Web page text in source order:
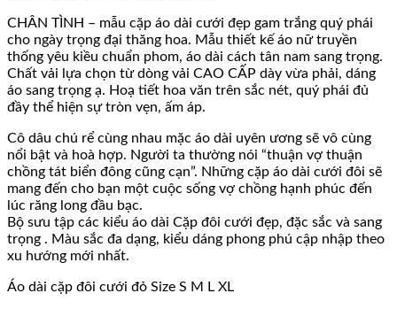
CHÂN TÌNH – mẫu cặp áo dài cưới đẹp gam trắng quý phái
cho ngày trọng đại thăng hoa. Mẫu thiết kế áo nữ truyền
thống yêu kiều chuẩn phom, áo dài cách tân nam sang trọng.
Chất vải lựa chọn từ dòng vải CAO CẤP dày vừa phải, dáng
áo sang trọng ạ. Hoạ tiết hoa văn trên sắc nét, quý phái đủ
đầy thể hiện sự tròn vẹn, ấm áp.
Cô dâu chú rể cùng nhau mặc áo dài uyên ương sẽ vô cùng
nổi bật và hoà hợp. Người ta thường nói “thuận vợ thuận
chồng tát biển đông cũng cạn”. Những cặp áo dài cưới đôi sẽ
mang đến cho bạn một cuộc sống vợ chồng hạnh phúc đến
lúc răng long đầu bạc.
Bộ sưu tập các kiểu áo dài Cặp đôi cưới đẹp, đặc sắc và sang
trọng . Màu sắc đa dạng, kiểu dáng phong phú cập nhập theo
xu hướng mới nhất.
Áo dài cặp đôi cưới đỏ Size S M L XL